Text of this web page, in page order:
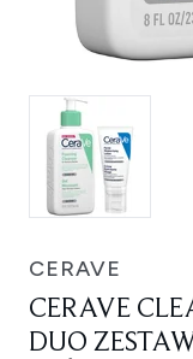
CERAVE
CERAVE
DUO